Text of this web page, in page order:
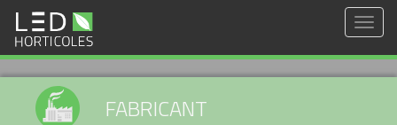
FABRICANT